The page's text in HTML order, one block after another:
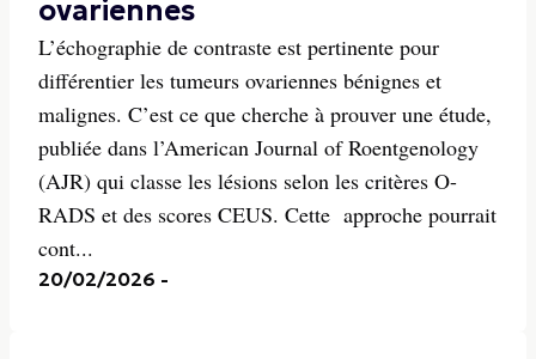
ovariennes
L’échographie de contraste est pertinente pour
différentier les tumeurs ovariennes bénignes et
malignes. C’est ce que cherche à prouver une étude,
publiée dans l’American Journal of Roentgenology
(AJR) qui classe les lésions selon les critères O-
RADS et des scores CEUS. Cette approche pourrait
cont...
20/02/2026 -